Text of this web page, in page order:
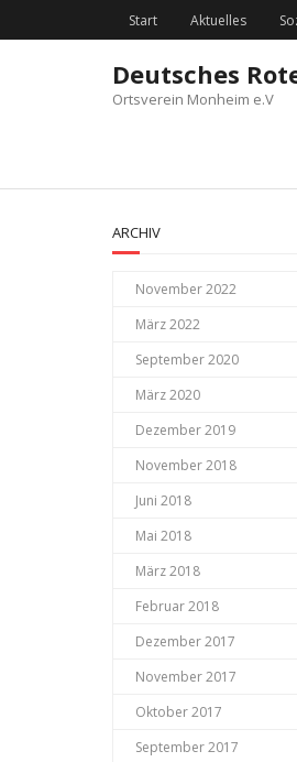
Start Aktuelles
Deutsches
Ortsverein Monheim e.V
ARCHIV
November 2022
März 2022
September 2020
März 2020
Dezember 2019
November 2018
Juni 2018
Mai 2018
März 2018
Februar 2018
Dezember 2017
November 2017
Oktober 2017
September 2017